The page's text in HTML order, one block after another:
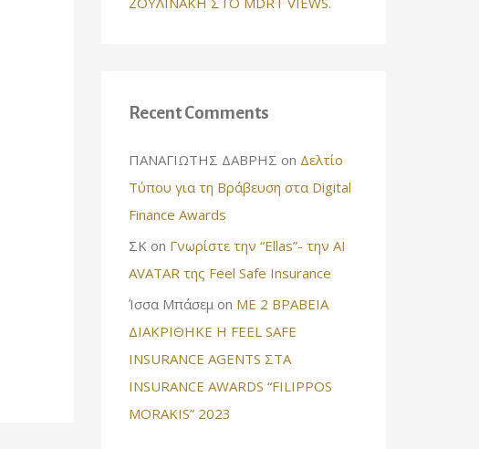
Recent Comments
ΠΑΝΑΓΙΩΤΗΣ ΔΑΒΡΗΣ on Δελτίο
Τύπου για τη Βράβευση στα Digital
Finance Awards
ΣΚ on Γνωρίστε την “Ellas”- την AI
AVATAR της Feel Safe Insurance
Ίσσα Μπάσεμ on ΜΕ 2 ΒΡΑΒΕΙΑ
ΔΙΑΚΡΙΘΗΚΕ Η FEEL SAFE
INSURANCE AGENTS ΣΤΑ
INSURANCE AWARDS “FILIPPOS
MORAKIS” 2023